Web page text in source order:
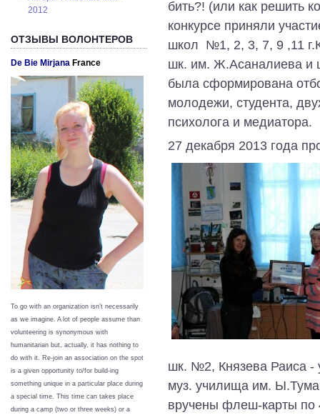
2012
ОТЗЫВЫ ВОЛОНТЕРОВ
De Bie Mirjana France
To go with an organization isn’t necessarily
as we imagine. A lot of people assume than
volunteering is synonymous with
humanitarian but, actually, it has nothing to
do with it. Re-join an association on the spot
is a given opportunity to/for build-ing
something unique in a particular place during
a special time. This time can takes place
during a camp (two or three weeks) or a
бить?! (или как решить
конкурсе приняли
школ №1, 2, 3, 7, 9 ,11
шк. им. Ж.Асаналиева и
была сформирована
молодежи, студента,
психолога и медиатора.
27 декабря 2013 года
шк. №2, Князева Раиса -
муз. училища им.
вручены флеш-карты по